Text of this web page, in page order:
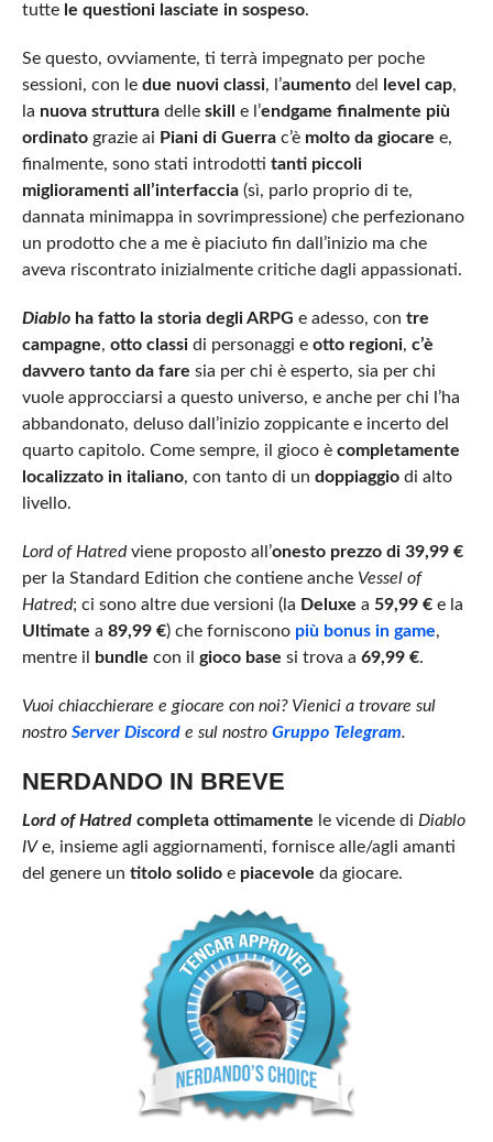
tutte le questioni lasciate in sospeso.
Se questo, ovviamente, ti terrà impegnato per poche
sessioni, con le due nuovi classi, l’aumentodel level cap,
la nuova strutturadelle skill e l’endgame finalmente più
ordinatograzie ai Piani di Guerrac’è molto da giocare e,
finalmente, sono stati introdotti tanti piccoli
miglioramenti all’interfaccia(sì, parlo proprio di te,
dannata minimappa in sovrimpressione) che perfezionano
un prodotto che a me è piaciuto fin dall’inizio ma che
aveva riscontrato inizialmente critiche dagli appassionati.
Diabloha fatto la storia degli ARPG e adesso, con tre
campagne, otto classidi personaggi e otto regioni, c’è
davvero tanto da fare sia per chi è esperto, sia per chi
vuole approcciarsi a questo universo, e anche per chi l’ha
abbandonato, deluso dall’inizio zoppicante e incerto del
quarto capitolo. Come sempre, il gioco è completamente
localizzato in italiano, con tanto di un doppiaggiodi alto
livello.
Lord of Hatredviene proposto all’onesto prezzo di 39,99 €
per la Standard Edition che contiene anche Vessel of
Hatred; ci sono altre due versioni (la Deluxe a 59,99 €e la
Ultimate a 89,99 €) che forniscono più bonus in game,
mentre il
bundle con il gioco base si trova a 69,99 €.
Vuoi chiacchierare e giocare con noi? Vienici a trovare sul
nostro Server Discorde sul nostro Gruppo Telegram.
NERDANDO IN BREVE
Lord of Hatred completa ottimamente le vicende di Diablo
IVe, insieme agli aggiornamenti, fornisce alle/agli amanti
del genere un titolo solidoe piacevole da giocare.